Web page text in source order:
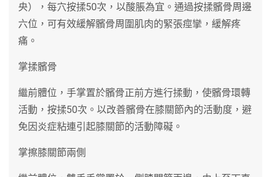
央），每穴按揉50次，以酸脹為宜。通過按揉髕骨周邊
六位，可有效緩解髕骨周圍肌肉的緊張痙攣，緩解疼
痛。
掌揉髕骨
繼前體位，手掌置於髕骨正前方進行揉動，使髕骨環轉
活動，按揉50次。以改善髕骨在膝關節內的活動度，避
免因炎症粘連引起膝關節的活動障礙。
掌擦膝關節兩側